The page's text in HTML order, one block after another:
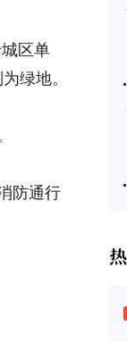
区单
绿地。
防通行